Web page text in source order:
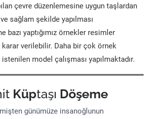
çevre düzenlemesine uygun taşlardan
sağlam şekilde yapılması
bazı yaptığımız örnekler resimler
verilebilir. Daha bir çok örnek
model çalışması yapılmaktadır.
Küptaşı Döşeme
günümüze insanoğlunun